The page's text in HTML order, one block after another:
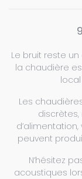
Le bruit reste
la chaudière
Les
peuvent
N’hésitez
acoustiques